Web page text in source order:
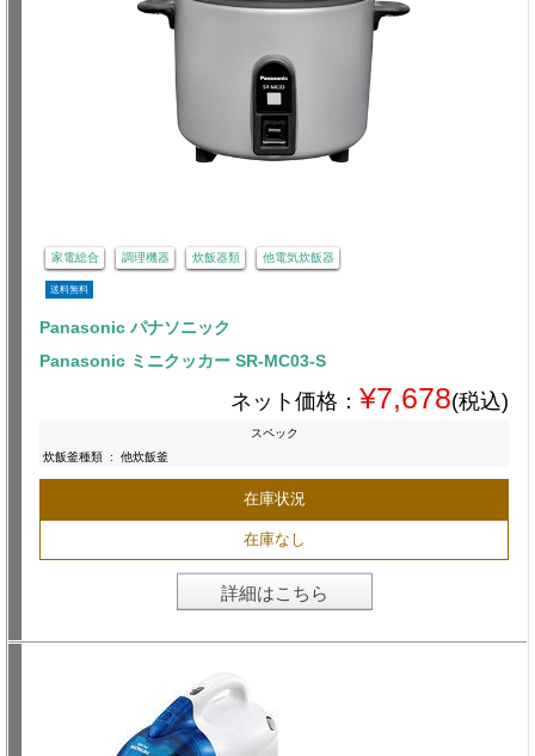
家電総合 調理機器 炊飯器類 他電気炊飯器
送料無料
Panasonic パナソニック
Panasonic ミニクッカー SR-MC03-S
ネット価格： ¥7,678(税込)
スペック
炊飯釜種類 : 他炊飯釜
在庫状況
在庫なし
詳細はこちら